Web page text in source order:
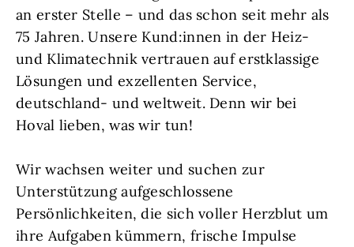
an erster Stelle – und das schon seit mehr als
75 Jahren. Unsere Kund:innen in der Heiz-
und Klimatechnik vertrauen auf erstklassige
Lösungen und exzellenten Service,
deutschland- und weltweit. Denn wir bei
Hoval lieben, was wir tun!
Wir wachsen weiter und suchen zur
Unterstützung aufgeschlossene
Persönlichkeiten, die sich voller Herzblut um
ihre Aufgaben kümmern, frische Impulse